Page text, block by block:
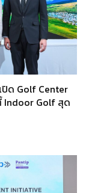
ปิด Golf Center
Indoor Golf สุด